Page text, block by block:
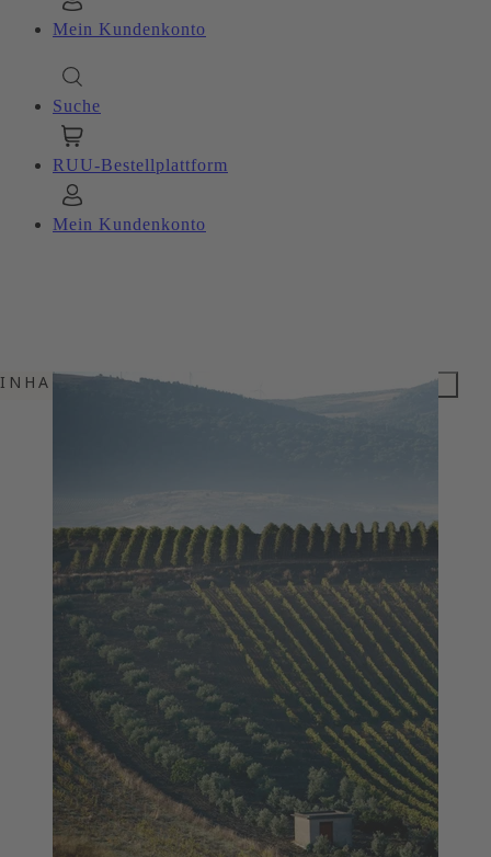
Mein Kundenkonto
Suche
RUU-Bestellplattform
Mein Kundenkonto
INHALTSVERZEICHNIS
CANTINA VESEVEO